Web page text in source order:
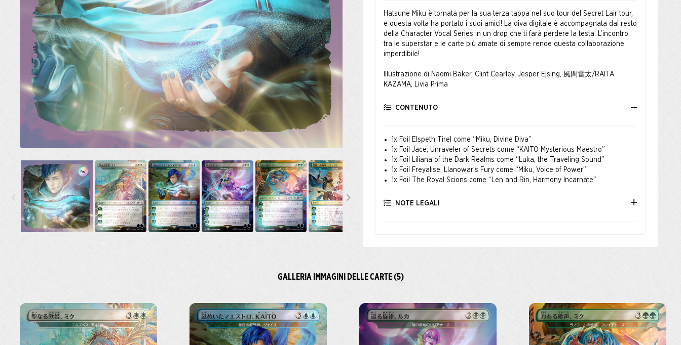
Hatsune Miku è tornata per la sua terza tappa nel suo tour del Secret Lair tour,
e questa volta ha portato i suoi amici! La diva digitale è accompagnata dal resto
della Character Vocal Series in un drop che ti farà perdere la testa. L’incontro
tra le superstar e le carte più amate di sempre rende questa collaborazione
imperdibile!
Illustrazione di Naomi Baker, Clint Cearley, Jesper Ejsing, 風間雷太/RAITA
KAZAMA, Livia Prima
CONTENUTO
1x Foil Elspeth Tirel come “Miku, Divine Diva”
1x Foil Jace, Unraveler of Secrets come “KAITO Mysterious Maestro”
1x Foil Liliana of the Dark Realms come “Luka, the Traveling Sound”
1x Foil Freyalise, Llanowar’s Fury come “Miku, Voice of Power”
1x Foil The Royal Scions come “Len and Rin, Harmony Incarnate”
NOTE LEGALI
GALLERIA IMMAGINI DELLE CARTE (5)